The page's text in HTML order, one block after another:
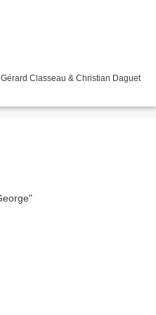
Classeau & Christian Daguet